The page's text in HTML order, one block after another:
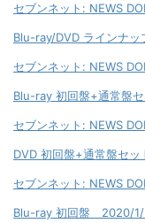
セブンネット: NEWS
Blu-ray/DVD ラインナ
セブンネット: NEWS
Blu-ray 初回盤+通常盤
セブンネット: NEWS
DVD 初回盤+通常盤セ
セブンネット: NEWS
Blu-ray 初回盤 2020/